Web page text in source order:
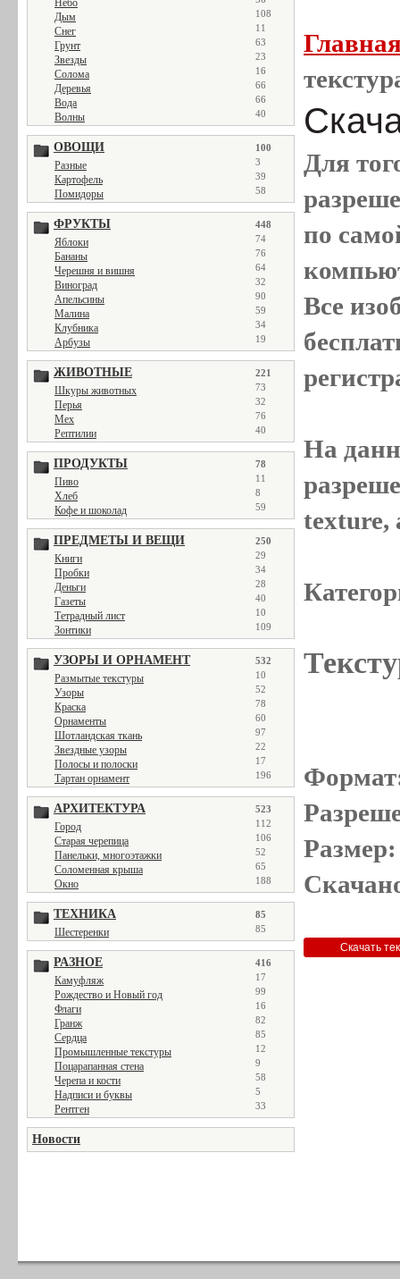
Небо
Дым 108
Снег 11
Грунт 63
Звезды 23
Солома 16
Деревья 66
Вода 66
Волны 40
ОВОЩИ 100
Разные 3
Картофель 39
Помидоры 58
ФРУКТЫ 448
Яблоки 74
Бананы 76
Черешня и вишня 64
Виноград 32
Апельсины 90
Малина 59
Клубника 34
Арбузы 19
ЖИВОТНЫЕ 221
Шкуры животных 73
Перья 32
Мех 76
Рептилии 40
ПРОДУКТЫ 78
Пиво 11
Хлеб 8
Кофе и шоколад 59
ПРЕДМЕТЫ И ВЕЩИ 250
Книги 29
Пробки 34
Деньги 28
Газеты 40
Тетрадный лист 10
Зонтики 109
УЗОРЫ И ОРНАМЕНТ 532
Размытые текстуры 10
Узоры 52
Краска 78
Орнаменты 60
Шотландская ткань 97
Звездные узоры 22
Полосы и полоски 17
Тартан орнамент 196
АРХИТЕКТУРА 523
Город 112
Старая черепица 106
Панельки, многоэтажки 52
Соломенная крыша 65
Окно 188
ТЕХНИКА 85
Шестеренки 85
РАЗНОЕ 416
Камуфляж 17
Рождество и Новый год 99
Флаги 16
Гранж 82
Сердца 85
Промышленные текстуры 12
Поцарапанная стена 9
Черепа и кости 58
Надписи и буквы 5
Рентген 33
Новости
Для
по
Все
На
texture,